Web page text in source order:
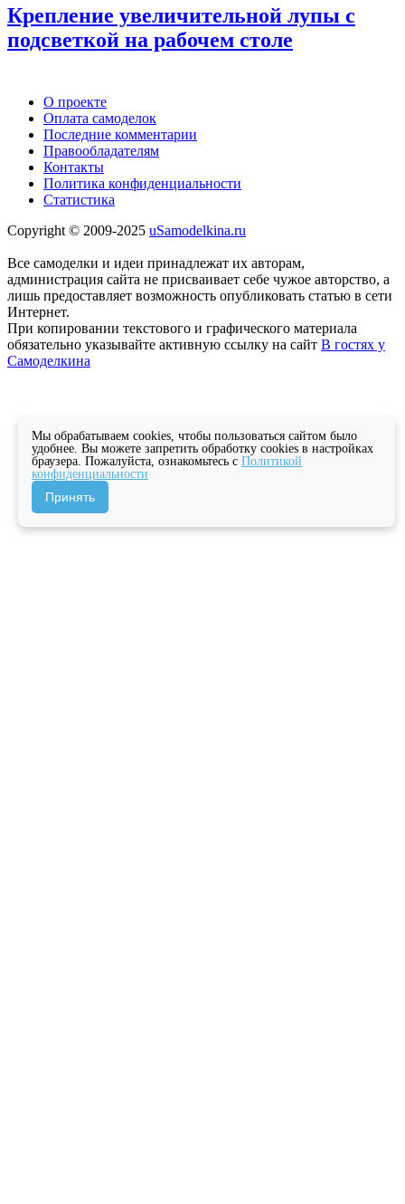
Крепление увеличительной лупы с
подсветкой на рабочем столе
О проекте
Оплата самоделок
Последние комментарии
Правообладателям
Контакты
Политика конфиденциальности
Статистика
Copyright © 2009-2025 uSamodelkina.ru
Все самоделки и идеи принадлежат их авторам,
администрация сайта не присваивает себе чужое авторство, а
лишь предоставляет возможность опубликовать статью в сети
Интернет.
При копировании текстового и графического материала
обязательно указывайте активную ссылку на сайт В гостях у
Самоделкина
Мы обрабатываем cookies, чтобы пользоваться сайтом было
удобнее. Вы можете запретить обработку cookies в настройках
браузера. Пожалуйста, ознакомьтесь с Политикой
конфиденциальности
Принять